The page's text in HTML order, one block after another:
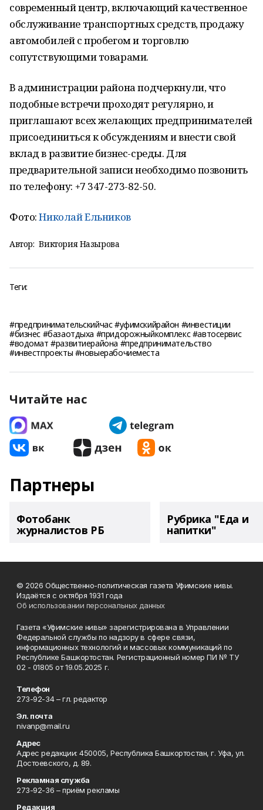
современный центр, включающий качественное
обслуживание транспортных средств, продажу
автомобилей с пробегом и торговлю
сопутствующими товарами.
В администрации района подчеркнули, что
подобные встречи проходят регулярно, и
приглашают всех желающих предпринимателей
присоединиться к обсуждениям и внести свой
вклад в развитие бизнес-среды. Для
предварительной записи необходимо позвонить
по телефону: +7 347-273-82-50.
Фото:Николай Ельников
Автор: Виктория Назырова
Теги:
#предпринимательскийчас #уфимскийрайон #инвестиции
#бизнес #базаотдыха #придорожныйкомплекс #автосервис
#водомат #развитиерайона #предпринимательство
#инвестпроекты #новыерабочиеместа
Читайте нас
Партнеры
Фотобанк
журналистов РБ
Рубрика "Еда и
напитки"
© 2026 Общественно-политическая газета Уфимские нивы.
Издаётся с октября 1931 года
Об использовании персональных данных
Газета «Уфимские нивы» зарегистрирована в Управлении
Федеральной службы по надзору в сфере связи,
информационных технологий и массовых коммуникаций по
Республике Башкортостан. Регистрационный номер ПИ № ТУ
02 - 01805 от 19.05.2025 г.
Телефон
273-92-34 – гл. редактор
Эл. почта
nivanp@mail.ru
Адрес
Адрес редакции: 450005, Республика Башкортостан, г. Уфа, ул.
Достоевского, д. 89.
Рекламная служба
273-92-36 – приём рекламы
Редакция